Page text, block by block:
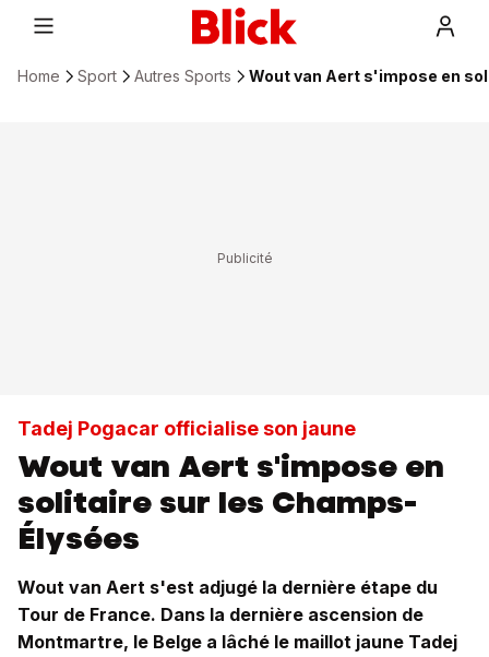
Home Sport Autres Sports Wout van Aert s'impose en
Tadej Pogacar officialise son jaune
Wout van Aert s'impose en
solitaire sur les Champs-
Élysées
Wout van Aert s'est adjugé la dernière étape du
Tour de France. Dans la dernière ascension de
Montmartre, le Belge a lâché le maillot jaune Tadej